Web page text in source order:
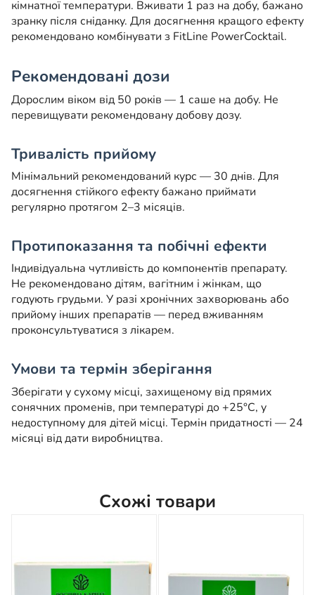
кімнатної температури. Вживати 1 раз на добу, бажано
зранку після сніданку. Для досягнення кращого ефекту
рекомендовано комбінувати з FitLine PowerCocktail.
Рекомендовані дози
Дорослим віком від 50 років — 1 саше на добу. Не
перевищувати рекомендовану добову дозу.
Тривалість прийому
Мінімальний рекомендований курс — 30 днів. Для
досягнення стійкого ефекту бажано приймати
регулярно протягом 2–3 місяців.
Протипоказання та побічні ефекти
Індивідуальна чутливість до компонентів препарату.
Не рекомендовано дітям, вагітним і жінкам, що
годують грудьми. У разі хронічних захворювань або
прийому інших препаратів — перед вживанням
проконсультуватися з лікарем.
Умови та термін зберігання
Зберігати у сухому місці, захищеному від прямих
сонячних променів, при температурі до +25°C, у
недоступному для дітей місці. Термін придатності — 24
місяці від дати виробництва.
Схожі товари